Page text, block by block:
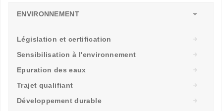
ENVIRONNEMENT
Législation et certification
Sensibilisation à l'environnement
Epuration des eaux
Trajet qualifiant
Développement durable